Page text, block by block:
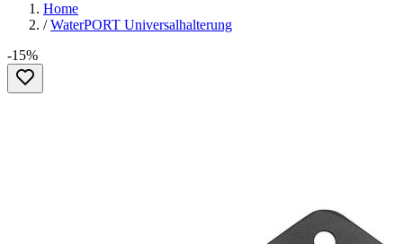
Home
/ WaterPORT Universalhalterung
-15%